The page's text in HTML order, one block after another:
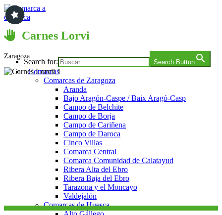
Saltar
al
contenido
Comarca a comarca
Search for: Search Button
Comarcas
Comarcas de Zaragoza
Aranda
Bajo Aragón-Caspe / Baix Aragó-Casp
Campo de Belchite
Campo de Borja
Campo de Cariñena
Campo de Daroca
Cinco Villas
Comarca Central
Comarca Comunidad de Calatayud
Ribera Alta del Ebro
Ribera Baja del Ebro
Tarazona y el Moncayo
Valdejalón
Comarcas de Huesca
Carnes Lorvi
Zaragoza